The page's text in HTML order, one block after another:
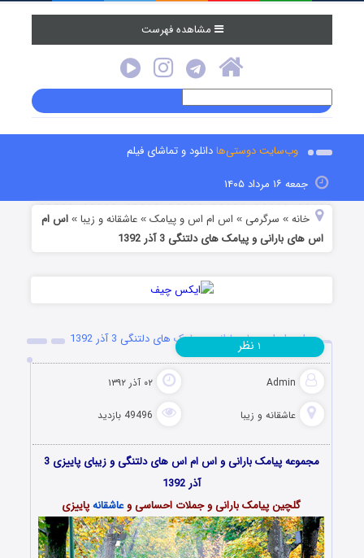
مشاهده فهرست
وب‌سایت دوستی‌هادانلود و تماشای فیلم
جمعه ۱۶ مرداد ۱۴۰۵
خانه » سرگرمی » اس ام اس و پیامک »عاشقانه و زیبا »اس ام
اس های بارانی و پیامک های دلتنگی 3 آذر 1392
اس ام اس های بارانی و پیامک های دلتنگی 3 آذر 1392
Admin ۰۲ آذر ۱۳۹۲
عاشقانه و زیبا 49496 بازدید
۱ نظر
مجموعه پیامک بارانی واس ام اس
های دلتنگی و زیبای پاییزی 3
آذر 1392
گلچین پیامک بارانی و جملات احساسی وعاشقانهپاییزی